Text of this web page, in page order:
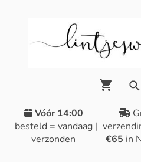
Vóór 14:00
besteld = vandaag
verzonden
|
€65 in